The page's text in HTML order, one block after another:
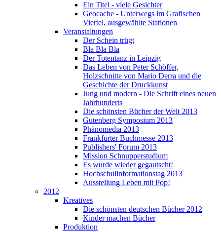
Ein Titel - viele Gesichter
Geocache - Unterwegs im Grafischen
Viertel, ausgewählte Stationen
Veranstaltungen
Der Schein trügt
Bla Bla Bla
Der Totentanz in Leipzig
Das Leben von Peter Schöffer,
Holzschnitte von Mario Derra und die
Geschichte der Druckkunst
Jung und modern - Die Schrift eines neuen
Jahrhunderts
Die schönsten Bücher der Welt 2013
Gutenberg Symposium 2013
Phänomedia 2013
Frankfurter Buchmesse 2013
Publishers' Forum 2013
Mission Schnupperstudium
Es wurde wieder gegautscht!
Hochschulinformationstag 2013
Ausstellung Leben mit Pop!
2012
Kreatives
Die schönsten deutschen Bücher 2012
Kinder machen Bücher
Produktion